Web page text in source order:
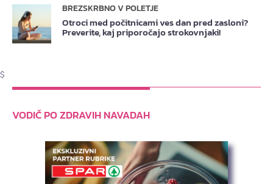
BREZSKRBNO V POLETJE
Otroci med počitnicami ves dan pred zasloni?
Preverite, kaj priporočajo strokovnjaki!
$
VODIČ PO ZDRAVIH NAVADAH